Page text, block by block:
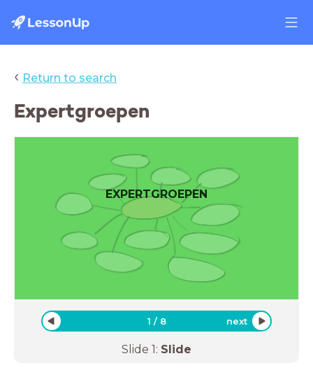
‹ Return to search
Expertgroepen
EXPERTGROEPEN
1 / 8 next
Slide 1: Slide